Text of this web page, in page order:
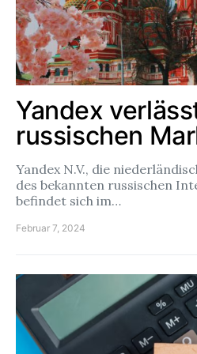
Yandex
russischen
Yandex N.V., die
des bekannten russischen
befindet sich im…
Februar 7, 2024